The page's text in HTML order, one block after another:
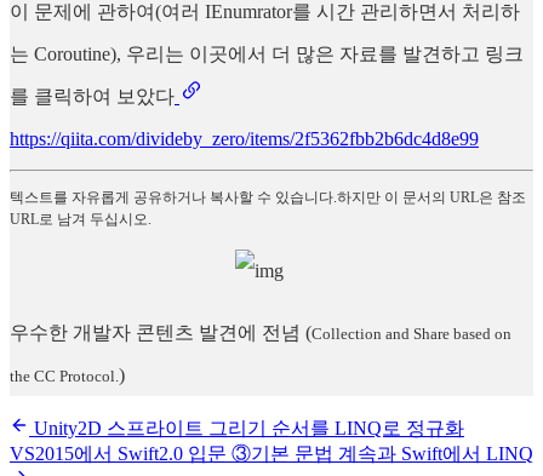
이 문제에 관하여(여러 IEnumrator를 시간 관리하면서 처리하
는 Coroutine), 우리는 이곳에서 더 많은 자료를 발견하고 링크
를 클릭하여 보았다
https://qiita.com/divideby_zero/items/2f5362fbb2b6dc4d8e99
텍스트를 자유롭게 공유하거나 복사할 수 있습니다.하지만 이 문서의 URL은 참조
URL로 남겨 두십시오.
우수한 개발자 콘텐츠 발견에 전념 (Collection and Share based on
the CC Protocol.)
Unity2D 스프라이트 그리기 순서를 LINQ로 정규화
VS2015에서 Swift2.0 입문 ③기본 문법 계속과 Swift에서 LINQ